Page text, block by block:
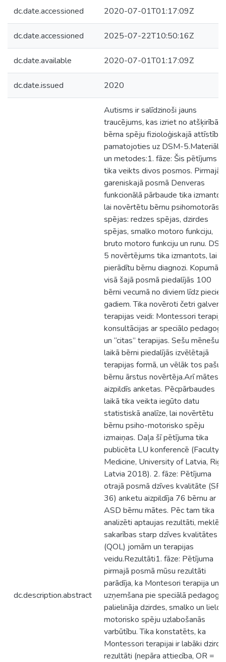
dc.date.accessioned 2020-07-01T01:17:09Z
dc.date.accessioned 2025-07-22T10:50:16Z
dc.date.available 2020-07-01T01:17:09Z
dc.date.issued 2020
dc.description.abstract
Autisms ir salīdzinoši jauns
traucējums, kas izriet no atšķirībām
bērna spēju fizioloģiskajā attīstībā,
pamatojoties uz DSM-5.Materiāli
un metodes:1. fāze: Šis pētījums
tika veikts divos posmos. Pirmajā
gareniskajā posmā Denveras
funkcionālā pārbaude tika
lai novērtētu bērnu psihomotorās
spējas: redzes spējas, dzirdes
spējas, smalko motoro funkciju,
bruto motoro funkciju un runu.
5 novērtējums tika izmantots, lai
pierādītu bērnu diagnozi. Kopumā
visā šajā posmā piedalījās 100
bērni vecumā no diviem līdz
gadiem. Tika novēroti četri galvenie
terapijas veidi: Montessori terapija,
konsultācijas ar speciālo pedagogu
un “citas” terapijas. Sešu mēnešu
laikā bērni piedalījās izvēlētajā
terapijas formā, un vēlāk tos pašus
bērnu ārstus novērtēja.Arī mātes
aizpildīs anketas. Pēcpārbaudes
laikā tika veikta iegūto datu
statistiskā analīze, lai novērtētu
bērnu psiho-motorisko spēju
izmaiņas. Daļa šī pētījuma tika
publicēta LU konferencē (Faculty
Medicine, University of Latvia,
Latvia 2018). 2. fāze: Pētījuma
otrajā posmā dzīves kvalitāte (SF-
36) anketu aizpildīja 76 bērnu ar
ASD bērnu mātes. Pēc tam tika
analizēti aptaujas rezultāti,
sakarības starp dzīves kvalitātes
(QOL) jomām un terapijas
veidu.Rezultāti1. fāze: Pētījuma
pirmajā posmā mūsu rezultāti
parādīja, ka Montesori terapija un
uzņemšana pie speciālā pedagoga
palielināja dzirdes, smalko un lielo
motorisko spēju uzlabošanās
varbūtību. Tika konstatēts, ka
Montessori terapijai ir labāki
rezultāti (nepāra attiecība, OR =